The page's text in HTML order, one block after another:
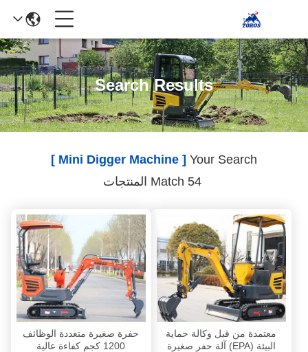
Search Results
Your Search
[ Mini Digger Machine ]
معتمدة من قبل وكالة حماية
البيئة (EPA) آلة حفر صغيرة
حفرة صغيرة متعددة الوظائف
1200 كجم كفاءة عالية